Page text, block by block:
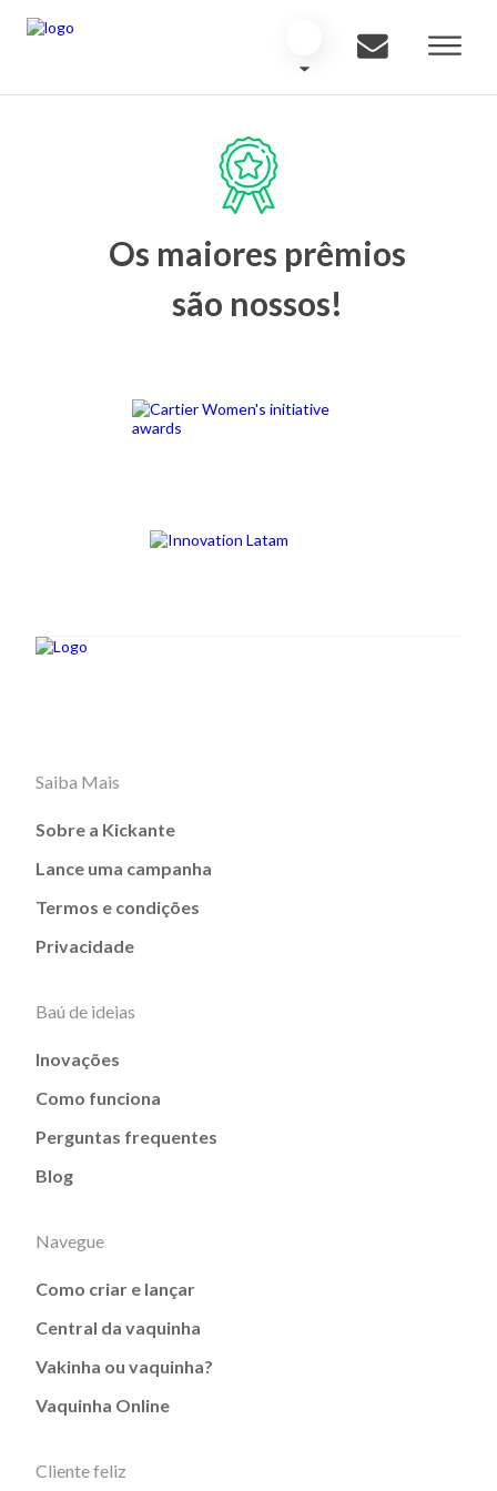
Os maiores prêmios
são nossos!
Saiba Mais
Sobre a Kickante
Lance uma campanha
Termos e condições
Privacidade
Baú de ideias
Inovações
Como funciona
Perguntas frequentes
Blog
Navegue
Como criar e lançar
Central da vaquinha
Vakinha ou vaquinha?
Vaquinha Online
Cliente feliz